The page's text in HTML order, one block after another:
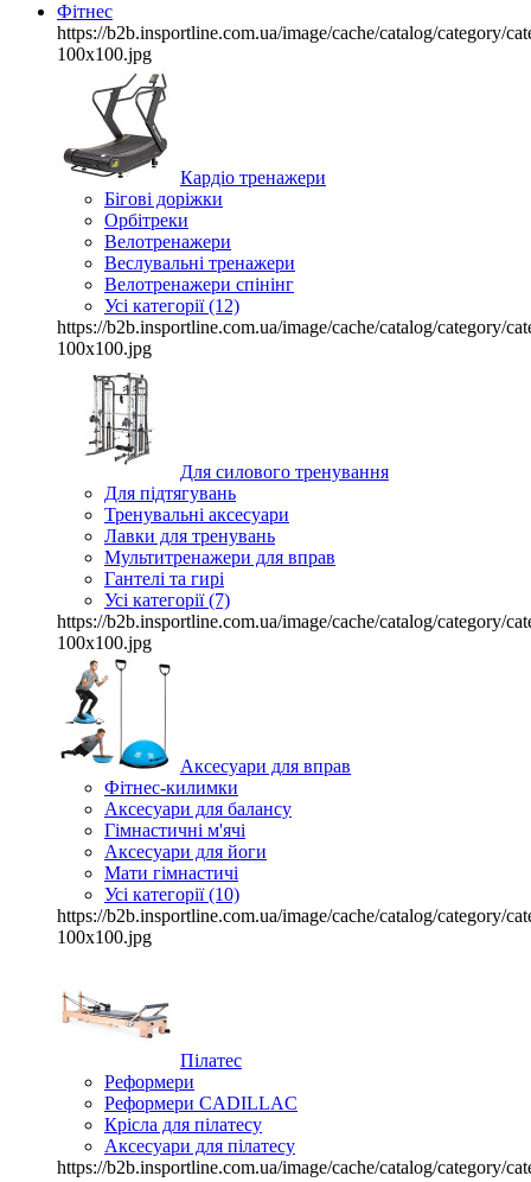
Фітнес
https://b2b.insportline.com.ua/image/cache/catalog/category/
100x100.jpg
Кардіо тренажери
Бігові доріжки
Орбітреки
Велотренажери
Веслувальні тренажери
Велотренажери спінінг
Усі категорії (12)
https://b2b.insportline.com.ua/image/cache/catalog/category/
100x100.jpg
Для силового тренування
Для підтягувань
Тренувальні аксесуари
Лавки для тренувань
Мультитренажери для вправ
Гантелі та гирі
Усі категорії (7)
https://b2b.insportline.com.ua/image/cache/catalog/category/
100x100.jpg
Аксесуари для вправ
Фітнес-килимки
Аксесуари для балансу
Гімнастичні м'ячі
Аксесуари для йоги
Мати гімнастичі
Усі категорії (10)
https://b2b.insportline.com.ua/image/cache/catalog/category/
100x100.jpg
Пілатес
Реформери
Реформери CADILLAC
Крісла для пілатесу
Аксесуари для пілатесу
https://b2b.insportline.com.ua/image/cache/catalog/category/